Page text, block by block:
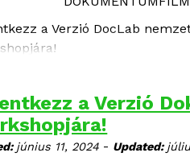
a Verzió DocLab
a Verzió
június 11, 2024 - Updated: